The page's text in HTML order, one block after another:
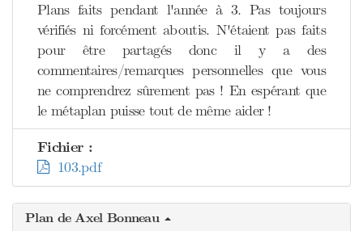
Plans faits pendant l'année à 3. Pas toujours
vérifiés ni forcément aboutis. N'étaient pas faits
pour être partagés donc il y a des
commentaires/remarques personnelles que vous
ne comprendrez sûrement pas ! En espérant que
le métaplan puisse tout de même aider !
Fichier :
103.pdf
Plan de Axel Bonneau